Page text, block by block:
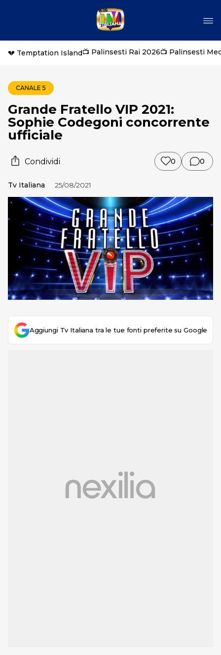
💔 Temptation Island📺 Palinsesti Rai 2026📺 Palinsesti
CANALE 5
Grande Fratello VIP 2021:
Sophie Codegoni concorrente
ufficiale
Condividi 0 0
Tv Italiana 25/08/2021
Aggiungi Tv Italiana tra le tue fonti preferite su Google